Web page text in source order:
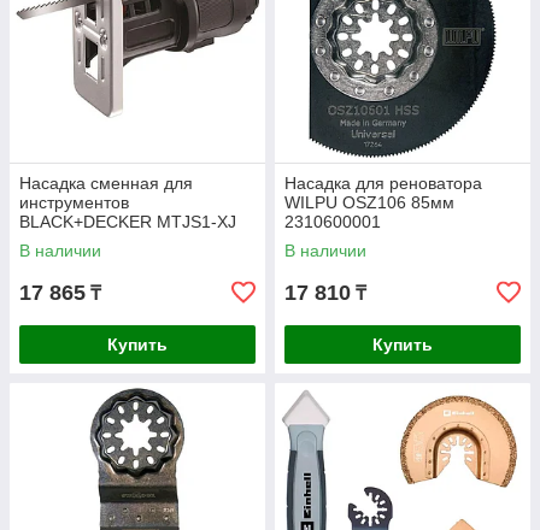
Насадка сменная для
инcтрументов
BLACK+DECKER MTJS1-XJ
В наличии
17 865 ₸
Купить
Насадка для реноватора
WILPU OSZ106 85мм
2310600001
В наличии
17 810 ₸
Купить